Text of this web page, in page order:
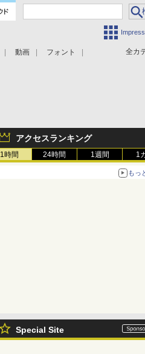
全カ
動画 フォント
アクセスランキング
1時間 24時間 1週間 1
もっ
Special Site